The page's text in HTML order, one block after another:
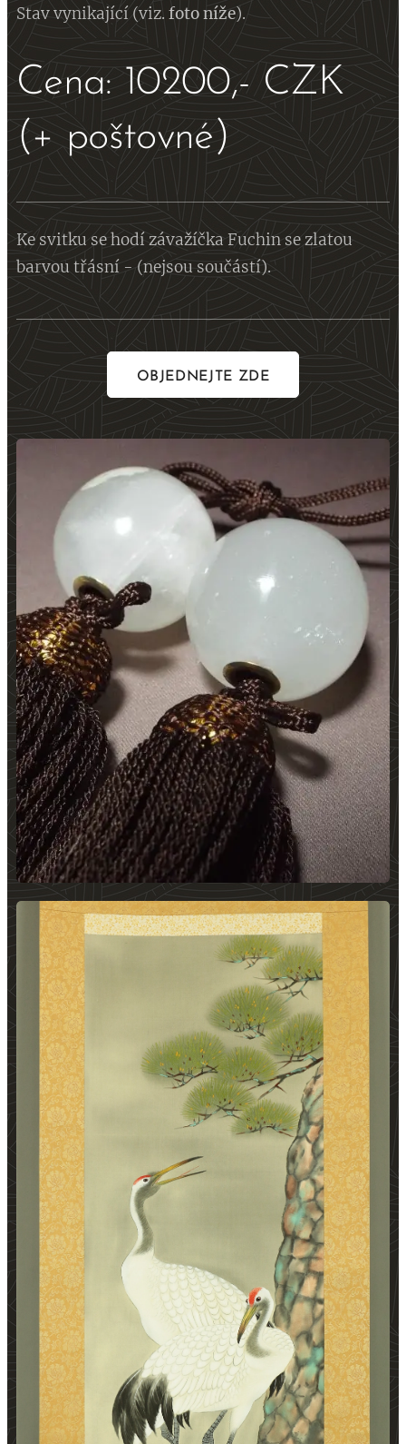
Stav vynikající (viz. fotoníže).
Cena: 10200,- CZK
(+ poštovné)
Ke svitku se hodí závažíčka Fuchin se zlatou
barvou třásní - (nejsou součástí).
OBJEDNEJTE ZDE